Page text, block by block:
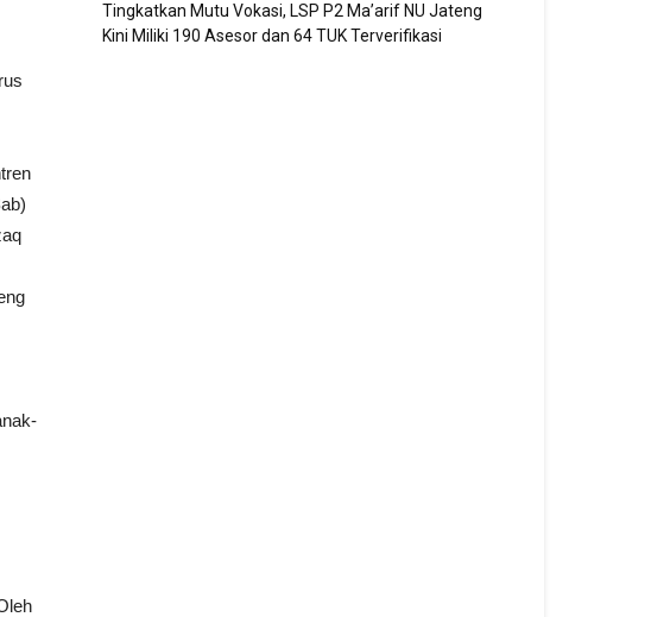
Tingkatkan Mutu Vokasi, LSP P2 Ma’arif NU Jateng
Kini Miliki 190 Asesor dan 64 TUK Terverifikasi